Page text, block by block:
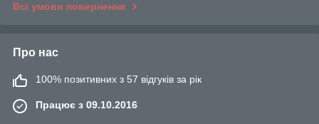
Всі умови повернення
Про нас
100% позитивних з 57 відгуків за рік
Працює з 09.10.2016